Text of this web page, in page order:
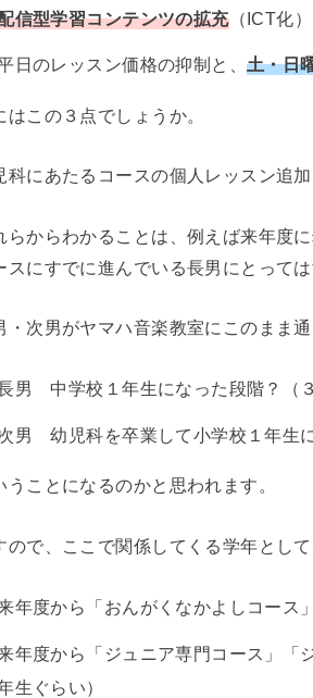
信型学習コンテンツの拡充（ICT化）
日のレッスン価格の抑制と、土・日
はこの３点でしょうか。
科にあたるコースの個人レッスン追
らからわかることは、例えば来年度
スにすでに進んでいる長男にとって
・次男がヤマハ音楽教室にこのまま
男 中学校１年生になった段階？（３
男 幼児科を卒業して小学校１年生
うことになるのかと思われます。
ので、ここで関係してくる学年として
年度から「おんがくなかよしコース
年度から「ジュニア専門コース」「
生ぐらい）